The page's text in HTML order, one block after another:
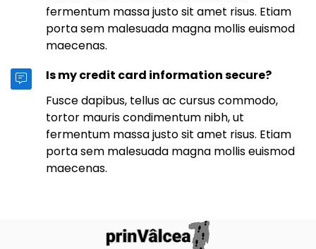
fermentum massa justo sit amet risus. Etiam
porta sem malesuada magna mollis euismod
maecenas.
Is my credit card information secure?
Fusce dapibus, tellus ac cursus commodo,
tortor mauris condimentum nibh, ut
fermentum massa justo sit amet risus. Etiam
porta sem malesuada magna mollis euismod
maecenas.